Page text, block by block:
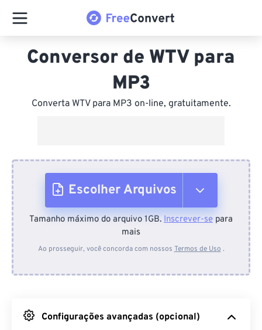
Conversor de WTV para
MP3
Converta WTV para MP3 on-line, gratuitamente.
Escolher Arquivos
Do dispositivo
Do Google Drive
Tamanho máximo do arquivo 1GB. Inscrever-se para
mais
Ao prosseguir, você concorda com nossos Termos de Uso .
Configurações avançadas (opcional)